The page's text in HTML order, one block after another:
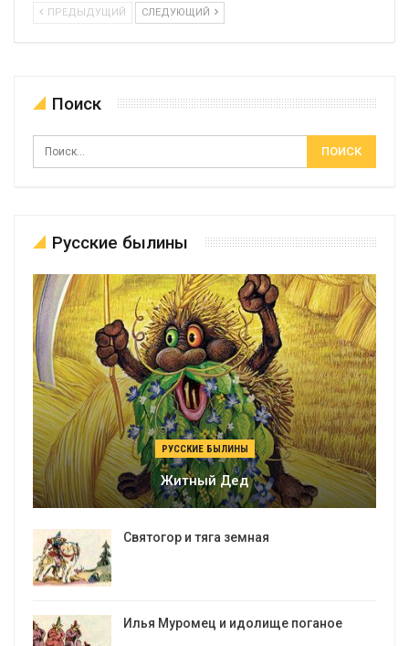
ПРЕДЫДУЩИЙ СЛЕДУЮЩИЙ
Поиск
Русские былины
РУССКИЕ БЫЛИНЫ
Житный Дед
Святогор и тяга земная
Илья Муромец и идолище поганое